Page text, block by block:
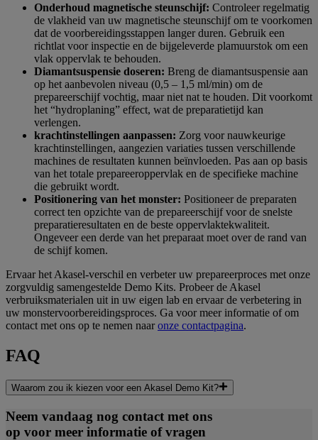
Onderhoud magnetische steunschijf: Controleer regelmatig
de vlakheid van uw magnetische steunschijf om te voorkomen
dat de voorbereidingsstappen langer duren. Gebruik een
richtlat voor inspectie en de bijgeleverde plamuurstok om een
vlak oppervlak te behouden.
Diamantsuspensie doseren: Breng de diamantsuspensie aan
op het aanbevolen niveau (0,5 – 1,5 ml/min) om de
prepareerschijf vochtig, maar niet nat te houden. Dit voorkomt
het “hydroplaning” effect, wat de preparatietijd kan
verlengen.
krachtinstellingen aanpassen: Zorg voor nauwkeurige
krachtinstellingen, aangezien variaties tussen verschillende
machines de resultaten kunnen beïnvloeden. Pas aan op basis
van het totale prepareeroppervlak en de specifieke machine
die gebruikt wordt.
Positionering van het monster: Positioneer de preparaten
correct ten opzichte van de prepareerschijf voor de snelste
preparatieresultaten en de beste oppervlaktekwaliteit.
Ongeveer een derde van het preparaat moet over de rand van
de schijf komen.
Ervaar het Akasel-verschil en verbeter uw prepareerproces met onze
zorgvuldig samengestelde Demo Kits. Probeer de Akasel
verbruiksmaterialen uit in uw eigen lab en ervaar de verbetering in
uw monstervoorbereidingsproces. Ga voor meer informatie of om
contact met ons op te nemen naar onze contactpagina.
FAQ
Waarom zou ik kiezen voor een Akasel Demo Kit?
Neem vandaag nog contact met ons
op voor meer informatie of vragen